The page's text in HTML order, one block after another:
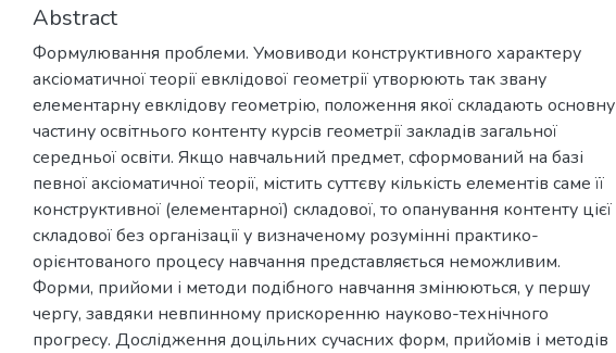
Abstract
Формулювання проблеми. Умовиводи конструктивного характеру
аксіоматичної теорії евклідової геометрії утворюють так звану
елементарну евклідову геометрію, положення якої складають основну
частину освітнього контенту курсів геометрії закладів загальної
середньої освіти. Якщо навчальний предмет, сформований на базі
певної аксіоматичної теорії, містить суттєву кількість елементів саме її
конструктивної (елементарної) складової, то опанування контенту цієї
складової без організації у визначеному розумінні практико-
орієнтованого процесу навчання представляється неможливим.
Форми, прийоми і методи подібного навчання змінюються, у першу
чергу, завдяки невпинному прискоренню науково-технічного
прогресу. Дослідження доцільних сучасних форм, прийомів і методів